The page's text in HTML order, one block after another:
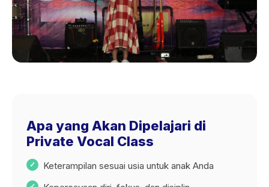
Apa yang Akan Dipelajari di
Private Vocal Class
Keterampilan sesuai usia untuk anak Anda